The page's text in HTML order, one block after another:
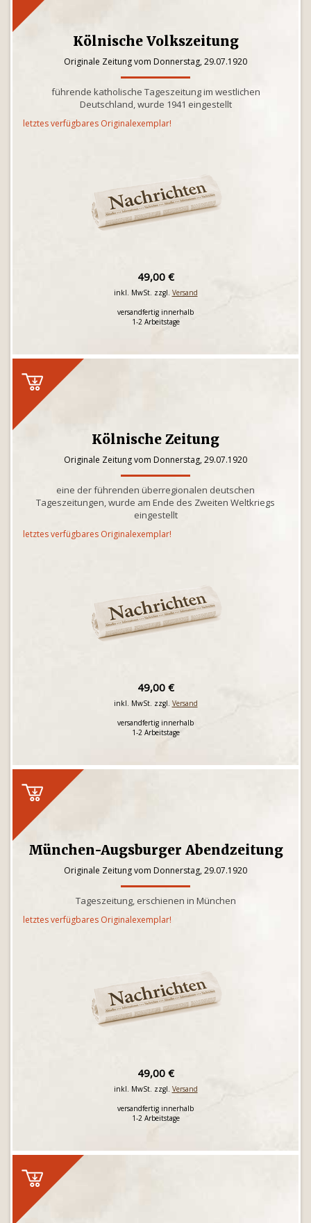
Kölnische Volkszeitung
Originale Zeitung vom Donnerstag, 29.07.1920
führende katholische Tageszeitung im westlichen
Deutschland, wurde 1941 eingestellt
letztes verfügbares Originalexemplar!
49,00 €
inkl. MwSt. zzgl. Versand
versandfertig innerhalb
1-2 Arbeitstage
Kölnische Zeitung
Originale Zeitung vom Donnerstag, 29.07.1920
eine der führenden überregionalen deutschen
Tageszeitungen, wurde am Ende des Zweiten Weltkriegs
eingestellt
letztes verfügbares Originalexemplar!
49,00 €
inkl. MwSt. zzgl. Versand
versandfertig innerhalb
1-2 Arbeitstage
München-Augsburger Abendzeitung
Originale Zeitung vom Donnerstag, 29.07.1920
Tageszeitung, erschienen in München
letztes verfügbares Originalexemplar!
49,00 €
inkl. MwSt. zzgl. Versand
versandfertig innerhalb
1-2 Arbeitstage